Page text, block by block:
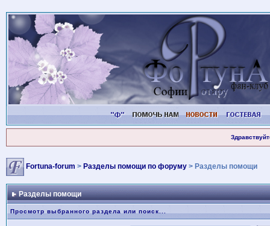
Fortuna-forum > Разделы помощи по форуму> Разделы помощи
Разделы помощи
Просмотр выбранного раздела или поиск...